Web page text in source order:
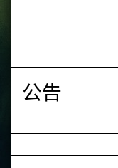
公告